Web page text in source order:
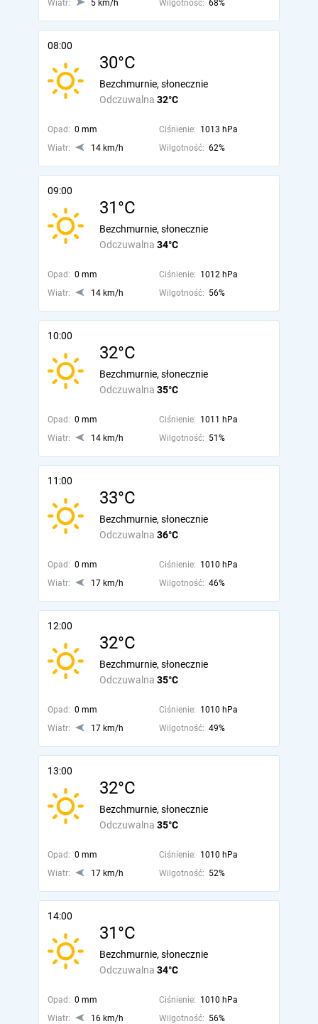
Wiatr: 5 km/h Wilgotność: 68%
08:00
30°C
Odczuwalna 32°C
Bezchmurnie, słonecznie
Opad: 0 mm Ciśnienie: 1013 hPa
Wiatr:
14 km/h Wilgotność: 62%
09:00
31°C
Odczuwalna 34°C
Bezchmurnie, słonecznie
Opad: 0 mm Ciśnienie: 1012 hPa
Wiatr:
14 km/h Wilgotność: 56%
10:00
32°C
Odczuwalna 35°C
Bezchmurnie, słonecznie
Opad: 0 mm Ciśnienie: 1011 hPa
Wiatr:
14 km/h Wilgotność: 51%
11:00
33°C
Odczuwalna 36°C
Bezchmurnie, słonecznie
Opad: 0 mm Ciśnienie: 1010 hPa
Wiatr:
17 km/h Wilgotność: 46%
12:00
32°C
Odczuwalna 35°C
Bezchmurnie, słonecznie
Opad: 0 mm Ciśnienie: 1010 hPa
Wiatr:
17 km/h Wilgotność: 49%
13:00
32°C
Odczuwalna 35°C
Bezchmurnie, słonecznie
Opad: 0 mm Ciśnienie: 1010 hPa
Wiatr:
17 km/h Wilgotność: 52%
14:00
31°C
Odczuwalna 34°C
Bezchmurnie, słonecznie
Opad: 0 mm Ciśnienie: 1010 hPa
Wiatr:
16 km/h Wilgotność: 56%